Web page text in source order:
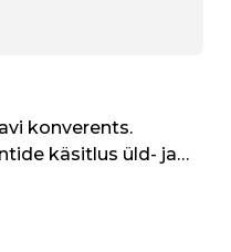
konverents.
käsitlus üld- ja